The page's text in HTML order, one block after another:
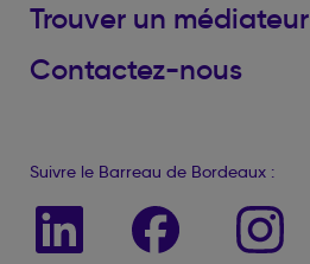
Trouver un médiateur
Contactez-nous
Suivre le Barreau de Bordeaux :